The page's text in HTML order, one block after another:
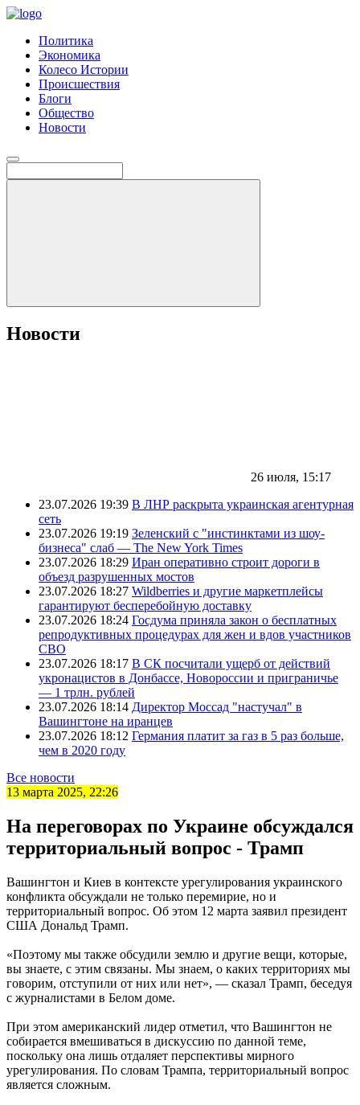
Политика
Экономика
Колесо Истории
Происшествия
Блоги
Общество
Новости
Новости
26 июля, 15:17
23.07.2026 19:39 В ЛНР раскрыта украинская агентурная
сеть
23.07.2026 19:19 Зеленский с "инстинктами из шоу-
бизнеса" слаб — The New York Times
23.07.2026 18:29 Иран оперативно строит дороги в
объезд разрушенных мостов
23.07.2026 18:27 Wildberries и другие маркетплейсы
гарантируют бесперебойную доставку
23.07.2026 18:24 Госдума приняла закон о бесплатных
репродуктивных процедурах для жен и вдов участников
СВО
23.07.2026 18:17 В СК посчитали ущерб от действий
укронацистов в Донбассе, Новороссии и приграничье
— 1 трлн. рублей
23.07.2026 18:14 Директор Моссад "настучал" в
Вашингтоне на иранцев
23.07.2026 18:12 Германия платит за газ в 5 раз больше,
чем в 2020 году
Все новости
13 марта 2025, 22:26
На переговорах по Украине обсуждался
территориальный вопрос - Трамп
Вашингтон и Киев в контексте урегулирования украинского
конфликта обсуждали не только перемирие, но и
территориальный вопрос. Об этом 12 марта заявил президент
США Дональд Трамп.
«Поэтому мы также обсудили землю и другие вещи, которые,
вы знаете, с этим связаны. Мы знаем, о каких территориях мы
говорим, отступили от них или нет», — сказал Трамп, беседуя
с журналистами в Белом доме.
При этом американский лидер отметил, что Вашингтон не
собирается вмешиваться в дискуссию по данной теме,
поскольку она лишь отдаляет перспективы мирного
урегулирования. По словам Трампа, территориальный вопрос
является сложным.